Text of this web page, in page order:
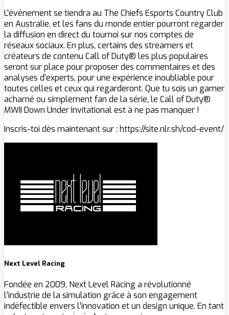
L’événement se tiendra au The Chiefs Esports Country Club
en Australie, et les fans du monde entier pourront regarder
la diffusion en direct du tournoi sur nos comptes de
réseaux sociaux. En plus, certains des streamers et
créateurs de contenu Call of Duty® les plus populaires
seront sur place pour proposer des commentaires et des
analyses d’experts, pour une expérience inoubliable pour
toutes celles et ceux qui regarderont. Que tu sois un gamer
acharné ou simplement fan de la série, le Call of Duty®
MWII Down Under Invitational est à ne pas manquer !
Inscris-toi dès maintenant sur : https://site.nlr.sh/cod-event/
Next Level Racing
Fondée en 2009, Next Level Racing a révolutionné
l’industrie de la simulation grâce à son engagement
indéfectible envers l’innovation et un design unique. En tant